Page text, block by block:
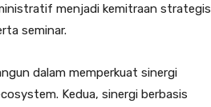
menjadi kemitraan strategis
seminar.
dalam memperkuat sinergi
Kedua, sinergi berbasis